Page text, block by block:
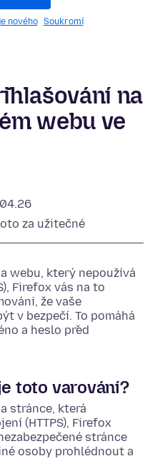
nového Soukromí
na
webu ve
za užitečné
webu, který nepoužívá
Firefox vás na to
že vaše
v bezpečí. To pomáhá
a heslo před
toto varování?
stránce, která
(HTTPS), Firefox
stránce
osoby prohlédnout a